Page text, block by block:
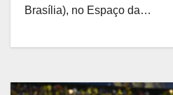
Brasília), no Espaço da…